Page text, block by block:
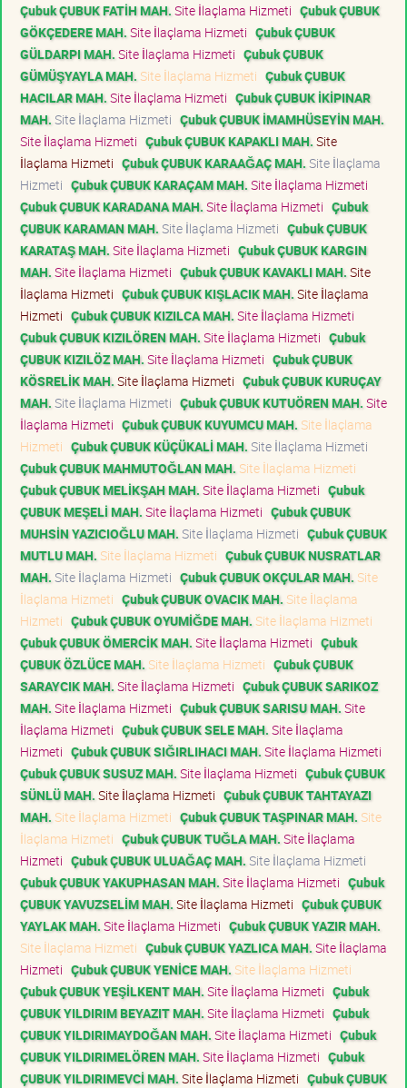
Çubuk ÇUBUK FATİH MAH. Site İlaçlama Hizmeti Çubuk ÇUBUK
GÖKÇEDERE MAH. Site İlaçlama Hizmeti Çubuk ÇUBUK
GÜLDARPI MAH. Site İlaçlama Hizmeti Çubuk ÇUBUK
GÜMÜŞYAYLA MAH. Site İlaçlama Hizmeti Çubuk ÇUBUK
HACILAR MAH. Site İlaçlama Hizmeti Çubuk ÇUBUK İKİPINAR
MAH. Site İlaçlama Hizmeti Çubuk ÇUBUK İMAMHÜSEYİN MAH.
Site İlaçlama Hizmeti Çubuk ÇUBUK KAPAKLI MAH. Site
İlaçlama Hizmeti Çubuk ÇUBUK KARAAĞAÇ MAH. Site İlaçlama
Hizmeti Çubuk ÇUBUK KARAÇAM MAH. Site İlaçlama Hizmeti
Çubuk ÇUBUK KARADANA MAH. Site İlaçlama Hizmeti Çubuk
ÇUBUK KARAMAN MAH. Site İlaçlama Hizmeti Çubuk ÇUBUK
KARATAŞ MAH. Site İlaçlama Hizmeti Çubuk ÇUBUK KARGIN
MAH. Site İlaçlama Hizmeti Çubuk ÇUBUK KAVAKLI MAH. Site
İlaçlama Hizmeti Çubuk ÇUBUK KIŞLACIK MAH. Site İlaçlama
Hizmeti Çubuk ÇUBUK KIZILCA MAH. Site İlaçlama Hizmeti
Çubuk ÇUBUK KIZILÖREN MAH. Site İlaçlama Hizmeti Çubuk
ÇUBUK KIZILÖZ MAH. Site İlaçlama Hizmeti Çubuk ÇUBUK
KÖSRELİK MAH. Site İlaçlama Hizmeti Çubuk ÇUBUK KURUÇAY
MAH. Site İlaçlama Hizmeti Çubuk ÇUBUK KUTUÖREN MAH. Site
İlaçlama Hizmeti Çubuk ÇUBUK KUYUMCU MAH. Site İlaçlama
Hizmeti Çubuk ÇUBUK KÜÇÜKALİ MAH. Site İlaçlama Hizmeti
Çubuk ÇUBUK MAHMUTOĞLAN MAH. Site İlaçlama Hizmeti
Çubuk ÇUBUK MELİKŞAH MAH. Site İlaçlama Hizmeti Çubuk
ÇUBUK MEŞELİ MAH. Site İlaçlama Hizmeti Çubuk ÇUBUK
MUHSİN YAZICIOĞLU MAH. Site İlaçlama Hizmeti Çubuk ÇUBUK
MUTLU MAH. Site İlaçlama Hizmeti Çubuk ÇUBUK NUSRATLAR
MAH. Site İlaçlama Hizmeti Çubuk ÇUBUK OKÇULAR MAH. Site
İlaçlama Hizmeti Çubuk ÇUBUK OVACIK MAH. Site İlaçlama
Hizmeti Çubuk ÇUBUK OYUMİĞDE MAH. Site İlaçlama Hizmeti
Çubuk ÇUBUK ÖMERCİK MAH. Site İlaçlama Hizmeti Çubuk
ÇUBUK ÖZLÜCE MAH. Site İlaçlama Hizmeti Çubuk ÇUBUK
SARAYCIK MAH. Site İlaçlama Hizmeti Çubuk ÇUBUK SARIKOZ
MAH. Site İlaçlama Hizmeti Çubuk ÇUBUK SARISU MAH. Site
İlaçlama Hizmeti Çubuk ÇUBUK SELE MAH. Site İlaçlama
Hizmeti Çubuk ÇUBUK SIĞIRLIHACI MAH. Site İlaçlama Hizmeti
Çubuk ÇUBUK SUSUZ MAH. Site İlaçlama Hizmeti Çubuk ÇUBUK
SÜNLÜ MAH. Site İlaçlama Hizmeti Çubuk ÇUBUK TAHTAYAZI
MAH. Site İlaçlama Hizmeti Çubuk ÇUBUK TAŞPINAR MAH. Site
İlaçlama Hizmeti Çubuk ÇUBUK TUĞLA MAH. Site İlaçlama
Hizmeti Çubuk ÇUBUK ULUAĞAÇ MAH. Site İlaçlama Hizmeti
Çubuk ÇUBUK YAKUPHASAN MAH. Site İlaçlama Hizmeti Çubuk
ÇUBUK YAVUZSELİM MAH. Site İlaçlama Hizmeti Çubuk ÇUBUK
YAYLAK MAH. Site İlaçlama Hizmeti Çubuk ÇUBUK YAZIR MAH.
Site İlaçlama Hizmeti Çubuk ÇUBUK YAZLICA MAH. Site İlaçlama
Hizmeti Çubuk ÇUBUK YENİCE MAH. Site İlaçlama Hizmeti
Çubuk ÇUBUK YEŞİLKENT MAH. Site İlaçlama Hizmeti Çubuk
ÇUBUK YILDIRIM BEYAZIT MAH. Site İlaçlama Hizmeti Çubuk
ÇUBUK YILDIRIMAYDOĞAN MAH. Site İlaçlama Hizmeti Çubuk
ÇUBUK YILDIRIMELÖREN MAH. Site İlaçlama Hizmeti Çubuk
ÇUBUK YILDIRIMEVCİ MAH. Site İlaçlama Hizmeti Çubuk ÇUBUK